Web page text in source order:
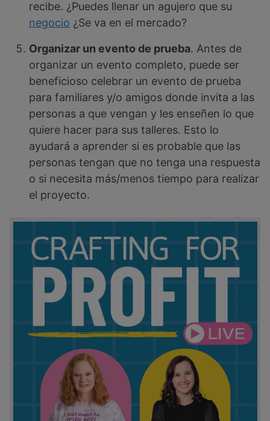
recibe. ¿Puedes llenar un agujero que su
negocio ¿Se va en el mercado?
Organizar un evento de prueba. Antes de
organizar un evento completo, puede ser
beneficioso celebrar un evento de prueba
para familiares y/o amigos donde invita a las
personas a que vengan y les enseñen lo que
quiere hacer para sus talleres. Esto lo
ayudará a aprender si es probable que las
personas tengan que no tenga una respuesta
o si necesita más/menos tiempo para realizar
el proyecto.